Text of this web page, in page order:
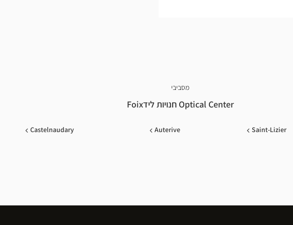
מסביבי
Optical Center חנויות לידFoix
Saint-Lizier
Auterive
Castelnaudary